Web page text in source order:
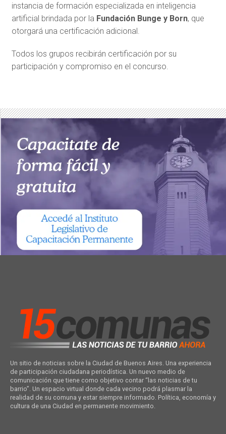
instancia de formación especializada en inteligencia
artificial brindada por la Fundación Bunge y Born, que
otorgará una certificación adicional.
Todos los grupos recibirán certificación por su
participación y compromiso en el concurso.
Un sitio de noticias sobre la Ciudad de Buenos Aires. Una experiencia
de participación ciudadana periodística. Un nuevo medio de
comunicación que tiene como objetivo contar “las noticias de tu
barrio”. Un espacio virtual donde cada vecino podrá plasmar la
realidad de su comuna y estar siempre informado. Política, economía y
cultura de una Ciudad en permanente movimiento.